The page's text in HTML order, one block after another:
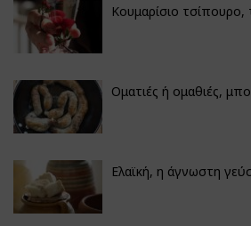
Κουμαρίσιο
Οματιές ή ομαθιές,
Ελαϊκή, η άγνωστη